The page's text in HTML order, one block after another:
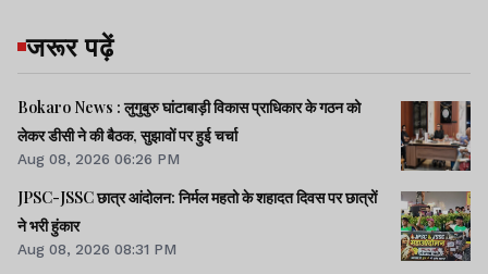
जरूर पढ़ें
Bokaro News : लुगुबुरु घांटाबाड़ी विकास प्राधिकार के गठन को
लेकर डीसी ने की बैठक, सुझावों पर हुई चर्चा
Aug 08, 2026 06:26 PM
JPSC-JSSC छात्र आंदोलन: निर्मल महतो के शहादत दिवस पर छात्रों
ने भरी हुंकार
Aug 08, 2026 08:31 PM